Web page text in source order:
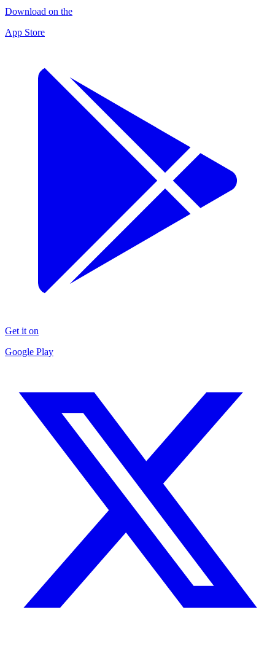
Download on the
App Store
Get it on
Google Play